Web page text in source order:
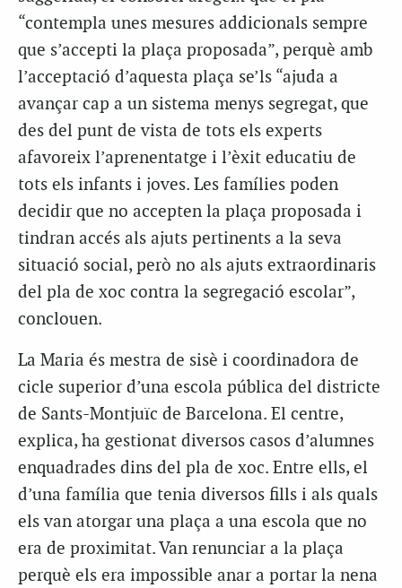
“contempla unes mesures addicionals sempre
que s’accepti la plaça proposada”, perquè amb
l’acceptació d’aquesta plaça se’ls “ajuda a
avançar cap a un sistema menys segregat, que
des del punt de vista de tots els experts
afavoreix l’aprenentatge i l’èxit educatiu de
tots els infants i joves. Les famílies poden
decidir que no accepten la plaça proposada i
tindran accés als ajuts pertinents a la seva
situació social, però no als ajuts extraordinaris
del pla de xoc contra la segregació escolar”,
conclouen.
La Maria és mestra de sisè i coordinadora de
cicle superior d’una escola pública del districte
de Sants-Montjuïc de Barcelona. El centre,
explica, ha gestionat diversos casos d’alumnes
enquadrades dins del pla de xoc. Entre ells, el
d’una família que tenia diversos fills i als quals
els van atorgar una plaça a una escola que no
era de proximitat. Van renunciar a la plaça
perquè els era impossible anar a portar la nena